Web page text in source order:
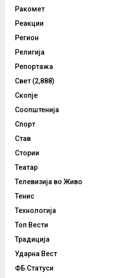
Ракомет
Реакции
Регион
Религија
Репортажа
Свет (2,888)
Скопје
Соопштенија
Спорт
Став
Стории
Театар
Телевизија во Живо
Тенис
Технологија
Топ Вести
Традиција
Ударна Вест
ФБ Статуси